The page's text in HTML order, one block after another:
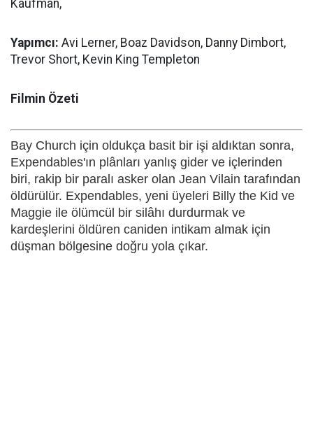
Kaufman,
Yapımcı: Avi Lerner, Boaz Davidson, Danny Dimbort,
Trevor Short, Kevin King Templeton
Filmin Özeti
Bay Church için oldukça basit bir işi aldıktan sonra,
Expendables'ın plânları yanlış gider ve içlerinden
biri, rakip bir paralı asker olan Jean Vilain tarafından
öldürülür. Expendables, yeni üyeleri Billy the Kid ve
Maggie ile ölümcül bir silâhı durdurmak ve
kardeşlerini öldüren caniden intikam almak için
düşman bölgesine doğru yola çıkar.